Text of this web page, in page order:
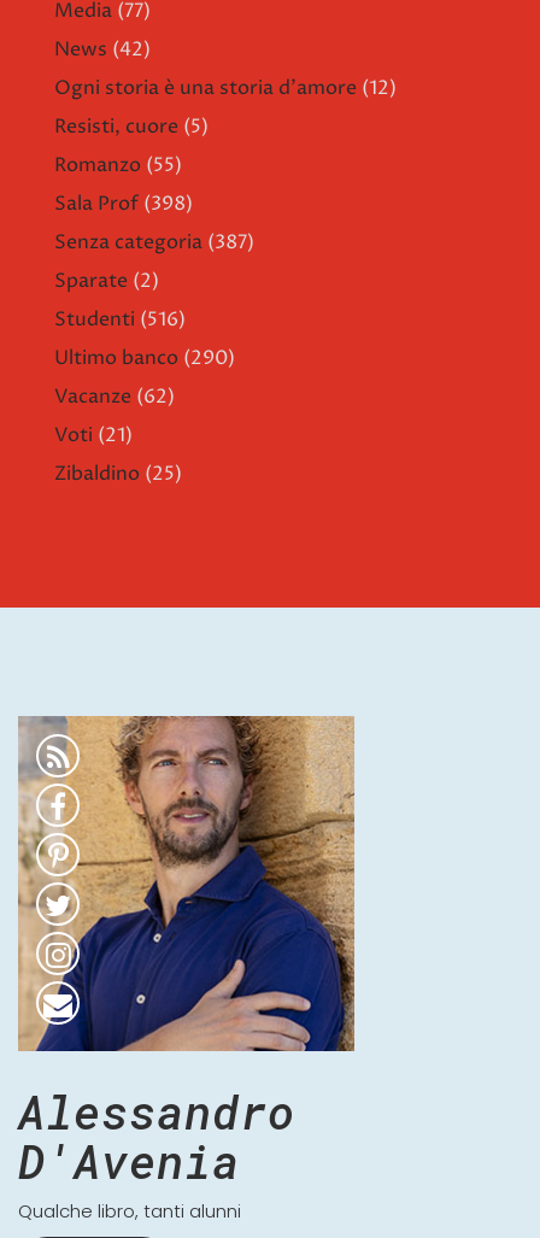
Media (77)
News (42)
Ogni storia è una storia d'amore (12)
Resisti, cuore (5)
Romanzo (55)
Sala Prof (398)
Senza categoria (387)
Sparate (2)
Studenti (516)
Ultimo banco (290)
Vacanze (62)
Voti (21)
Zibaldino (25)
Alessandro
D'Avenia
Qualche libro, tanti alunni